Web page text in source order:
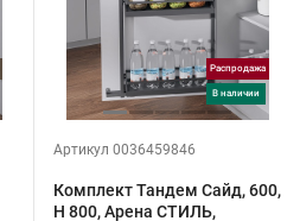
Распродажа
в наличии
Артикул 0036459846
Комплект Тандем Сайд, 600,
H 800, Арена СТИЛЬ,